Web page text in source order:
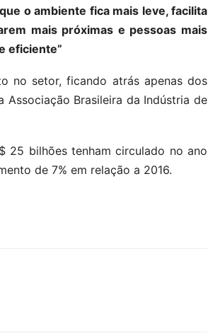
o ambiente fica mais leve, facilita
mais próximas e pessoas mais
eficiente”
no setor, ficando atrás apenas dos
Associação Brasileira da Indústria de
25 bilhões tenham circulado no ano
de 7% em relação a 2016.